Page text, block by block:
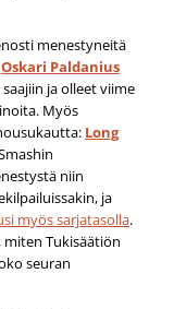
menestyneitä
Oskari Paldanius
ja olleet viime
Myös
Long
niin
ja
myös sarjatasolla.
Tukisäätiön
seuran